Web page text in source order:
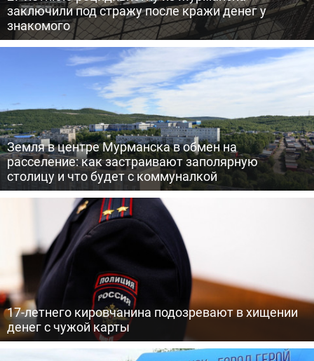
заключили под стражу после кражи денег у
знакомого
Земля в центре Мурманска в обмен на
расселение: как застраивают заполярную
столицу и что будет с коммуналкой
17-летнего кировчанина подозревают в хищении
денег с чужой карты